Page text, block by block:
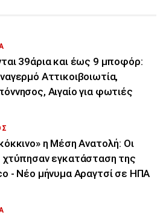
39άρια και έως 9 μποφόρ:
Αττικοιβοιωτία,
Αιγαίο για φωτιές
η Μέση Ανατολή: Οι
χτύπησαν εγκατάσταση της
- Νέο μήνυμα Αραγτσί σε ΗΠΑ